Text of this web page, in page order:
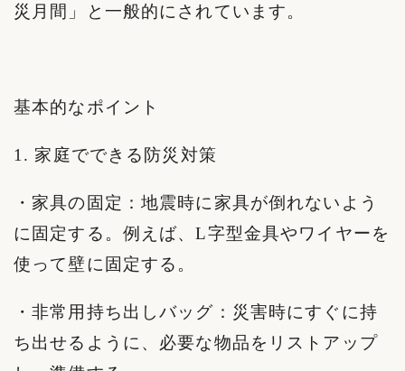
災月間」と一般的にされています。
基本的なポイント
1. 家庭でできる防災対策
・家具の固定：地震時に家具が倒れないよう
に固定する。例えば、L字型金具やワイヤーを
使って壁に固定する。
・非常用持ち出しバッグ：災害時にすぐに持
ち出せるように、必要な物品をリストアップ